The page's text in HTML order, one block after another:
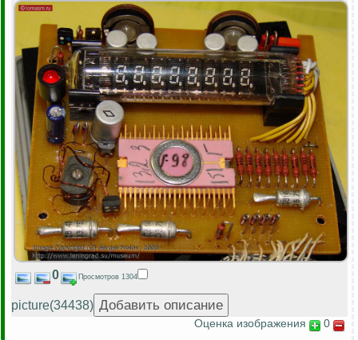
0 Просмотров 1304
picture(34438)
Оценка изображения 0